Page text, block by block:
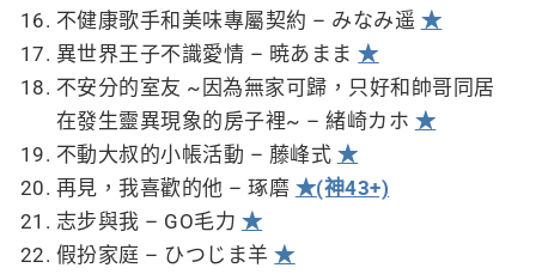
不健康歌手和美味專屬契約 – みなみ遥 ★
異世界王子不識愛情 – 暁あまま★
不安分的室友 ~因為無家可歸，只好和帥哥同居
在發生靈異現象的房子裡~ – 緒崎カホ ★
不動大叔的小帳活動 – 藤峰式 ★
再見，我喜歡的他 – 琢磨 ★(神43+)
志步與我 – GO毛力 ★
假扮家庭 – ひつじま羊★